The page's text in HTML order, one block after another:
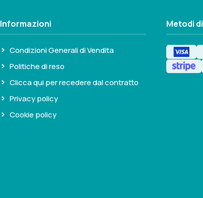
Informazioni
Condizioni Generali di Vendita
Politiche di reso
Clicca qui per recedere dal contratto
Privacy policy
Cookie policy
Metodi